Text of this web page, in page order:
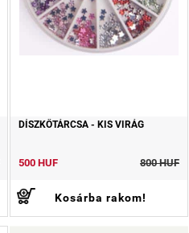
DÍSZKŐTÁRCSA - KIS VIRÁG
500 HUF 800 HUF
Kosárba rakom!